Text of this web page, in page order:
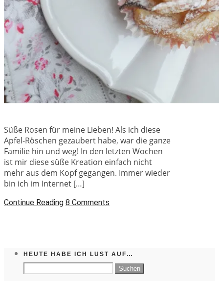
Süße Rosen für meine Lieben! Als ich diese
Apfel-Röschen gezaubert habe, war die ganze
Familie hin und weg! In den letzten Wochen
ist mir diese süße Kreation einfach nicht
mehr aus dem Kopf gegangen. Immer wieder
bin ich im Internet […]
Continue Reading 8 Comments
HEUTE HABE ICH LUST AUF…
Suchen
nach: